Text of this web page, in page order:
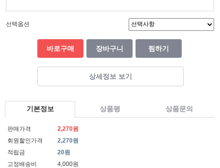
선택옵션
바로구매 장바구니 찜하기
상세정보 보기
기본정보 상품평 상품문의
판매가격
2,270원
회원할인가격
2,270원
적립금
20원
고정배송비
4,000원